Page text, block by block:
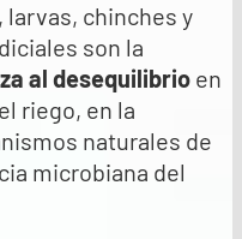
larvas, chinches y
son la
al desequilibrio en
riego, en la
naturales de
microbiana del